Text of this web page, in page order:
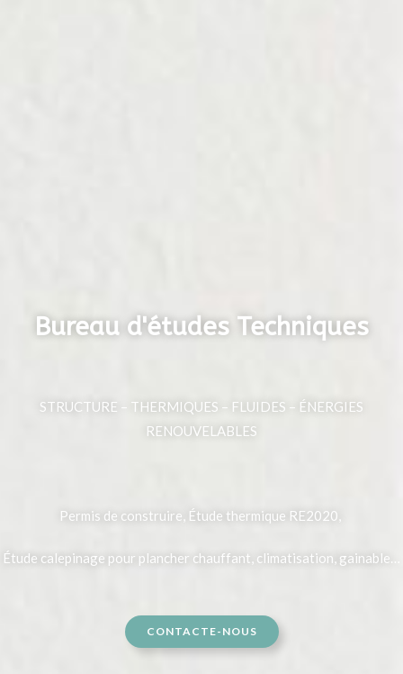
Bureau d'études Techniques
STRUCTURE – THERMIQUES – FLUIDES – ÉNERGIES
RENOUVELABLES
Permis de construire, Étude thermique RE2020,
Étude calepinage pour plancher chauffant, climatisation, gainable…
CONTACTE-NOUS